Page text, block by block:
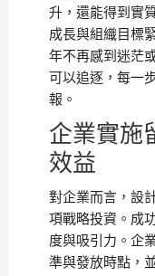
升，還能得到實
成長與組織目標
年不再感到迷茫
可以追逐，每一
報。
企業實施
效益
對企業而言，設
項戰略投資。成
度與吸引力。企
準與發放時點，